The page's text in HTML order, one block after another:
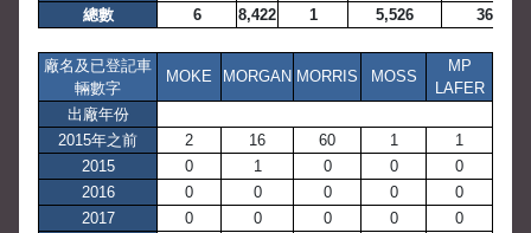
總數
6 8,422 1 5,526 36
廠名及已登記車
輛數字
MOKE MORGAN MORRIS MOSS
MP
LAFER
出廠年份
2015年之前
2 16 60 1
1
2015
0 1 0 0
0
2016
0 0 0 0
0
2017
0 0 0 0
0